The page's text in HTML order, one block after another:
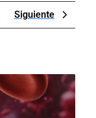
Siguiente
Post